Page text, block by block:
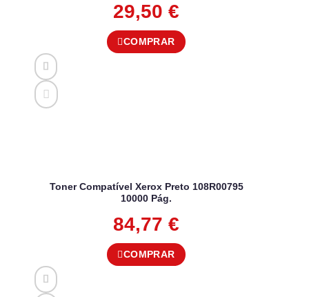
29,50 €
COMPRAR
Toner Compatível Xerox Preto 108R00795
10000 Pág.
84,77 €
COMPRAR